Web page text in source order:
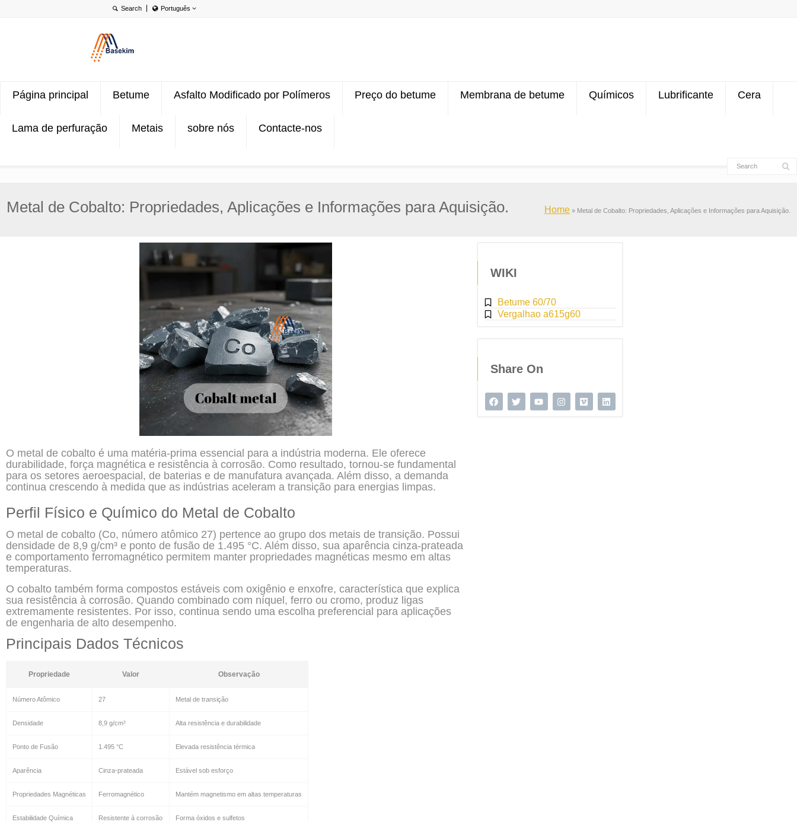
Português
Página principal Betume Asfalto Modificado por Polímeros Preço do betume Membrana de betume Químicos Lubrificante Cera
Lama de perfuração Metais sobre nós Contacte-nos
Home » Metal de Cobalto: Propriedades, Aplicações e Informações para Aquisição.
Metal de Cobalto: Propriedades, Aplicações e Informações para Aquisição.
O metal de cobalto é uma matéria-prima essencial para a indústria moderna. Ele oferece
durabilidade, força magnética e resistência à corrosão. Como resultado, tornou-se fundamental
para os setores aeroespacial, de baterias e de manufatura avançada. Além disso, a demanda
continua crescendo à medida que as indústrias aceleram a transição para energias limpas.
Perfil Físico e Químico do Metal de Cobalto
O metal de cobalto (Co, número atômico 27) pertence ao grupo dos metais de transição. Possui
densidade de 8,9 g/cm³ e ponto de fusão de 1.495 °C. Além disso, sua aparência cinza-prateada
e comportamento ferromagnético permitem manter propriedades magnéticas mesmo em altas
temperaturas.
O cobalto também forma compostos estáveis com oxigênio e enxofre, característica que explica
sua resistência à corrosão. Quando combinado com níquel, ferro ou cromo, produz ligas
extremamente resistentes. Por isso, continua sendo uma escolha preferencial para aplicações
de engenharia de alto desempenho.
Principais Dados Técnicos
Propriedade Valor Observação
Número Atômico 27 Metal de transição
Densidade 8,9 g/cm³ Alta resistência e durabilidade
Ponto de Fusão 1.495 °C Elevada resistência térmica
Aparência Cinza-prateada Estável sob esforço
Propriedades Magnéticas Ferromagnético Mantém magnetismo em altas temperaturas
Estabilidade Química Resistente à corrosão Forma óxidos e sulfetos
WIKI
Betume 60/70
Vergalhao a615g60
Share On